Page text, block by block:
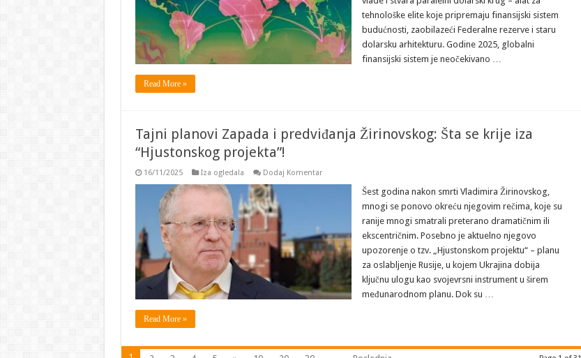
tehnološke elite koje pripremaju finansijski sistem
budućnosti, zaobilazeći Federalne rezerve i staru
dolarsku arhitekturu. Godine 2025, globalni
finansijski sistem je neočekivano …
Read More »
Tajni planovi Zapada i predviđanja Žirinovskog: Šta se krije iza
“Hjustonskog projekta”!
16/11/2025 Iza ogledala Dodaj Komentar
Šest godina nakon smrti Vladimira Žirinovskog,
mnogi se ponovo okreću njegovim rečima, koje su
ranije mnogi smatrali preterano dramatičnim ili
ekscentričnim. Posebno je aktuelno njegovo
upozorenje o tzv. „Hjustonskom projektu“ – planu
za oslabljenje Rusije, u kojem Ukrajina dobija
ključnu ulogu kao svojevrsni instrument u širem
međunarodnom planu. Dok su …
Read More »